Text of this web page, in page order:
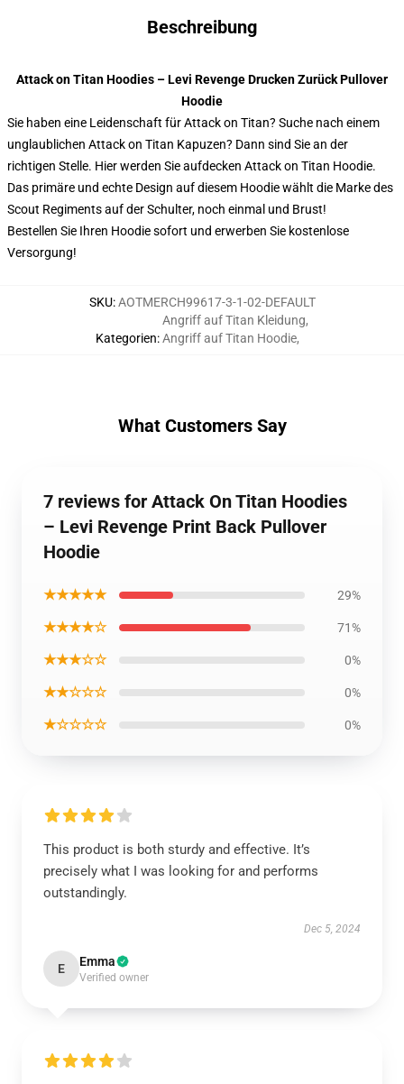
Beschreibung
Attack on Titan Hoodies – Levi Revenge Drucken Zurück Pullover
Hoodie
Sie haben eine Leidenschaft für Attack on Titan? Suche nach einem
unglaublichen Attack on Titan Kapuzen? Dann sind Sie an der
richtigen Stelle. Hier werden Sie aufdecken Attack on Titan Hoodie.
Das primäre und echte Design auf diesem Hoodie wählt die Marke des
Scout Regiments auf der Schulter, noch einmal und Brust!
Bestellen Sie Ihren Hoodie sofort und erwerben Sie kostenlose
Versorgung!
SKU:AOTMERCH99617-3-1-02-DEFAULT
Kategorien:
Angriff auf Titan Kleidung,
Angriff auf Titan Hoodie,
What Customers Say
7 reviews for Attack On Titan Hoodies
– Levi Revenge Print Back Pullover
Hoodie
★★★★★ 29%
★★★★☆ 71%
★★★☆☆ 0%
★★☆☆☆ 0%
★☆☆☆☆ 0%
This product is both sturdy and effective. It’s
precisely what I was looking for and performs
outstandingly.
Dec 5, 2024
E Emma
Verified owner